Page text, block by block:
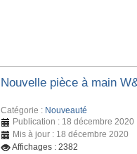
Nouvelle pièce à main
Catégorie : Nouveauté
Publication : 18 décembre 2020
Mis à jour : 18 décembre 2020
Affichages : 2382